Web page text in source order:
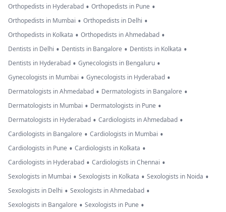
Orthopedists in Hyderabad • Orthopedists in Pune •
Orthopedists in Mumbai • Orthopedists in Delhi •
Orthopedists in Kolkata • Orthopedists in Ahmedabad •
Dentists in Delhi • Dentists in Bangalore • Dentists in Kolkata •
Dentists in Hyderabad • Gynecologists in Bengaluru •
Gynecologists in Mumbai • Gynecologists in Hyderabad •
Dermatologists in Ahmedabad • Dermatologists in Bangalore •
Dermatologists in Mumbai • Dermatologists in Pune •
Dermatologists in Hyderabad • Cardiologists in Ahmedabad •
Cardiologists in Bangalore • Cardiologists in Mumbai •
Cardiologists in Pune • Cardiologists in Kolkata •
Cardiologists in Hyderabad • Cardiologists in Chennai •
Sexologists in Mumbai • Sexologists in Kolkata • Sexologists in Noida •
Sexologists in Delhi • Sexologists in Ahmedabad •
Sexologists in Bangalore • Sexologists in Pune •